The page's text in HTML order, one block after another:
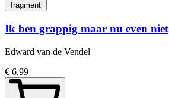
fragment
Ik ben grappig maar nu even niet
Edward van de Vendel
€ 6,99